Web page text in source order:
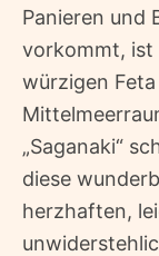
Panieren und
vorkommt, ist
würzigen
„Saganaki“
diese
herzhaften,